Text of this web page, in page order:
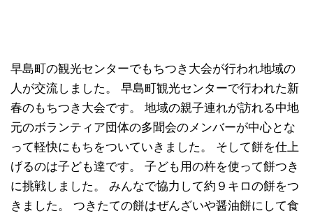
早島町の観光センターでもちつき大会が行われ地域の
人が交流しました。 早島町観光センターで行われた新
春のもちつき大会です。 地域の親子連れが訪れる中地
元のボランティア団体の多聞会のメンバーが中心とな
って軽快にもちをついていきました。 そして餅を仕上
げるのは子ども達です。 子ども用の杵を使って餅つき
に挑戦しました。 みんなで協力して約９キロの餅をつ
きました。 つきたての餅はぜんざいや醤油餅にして食